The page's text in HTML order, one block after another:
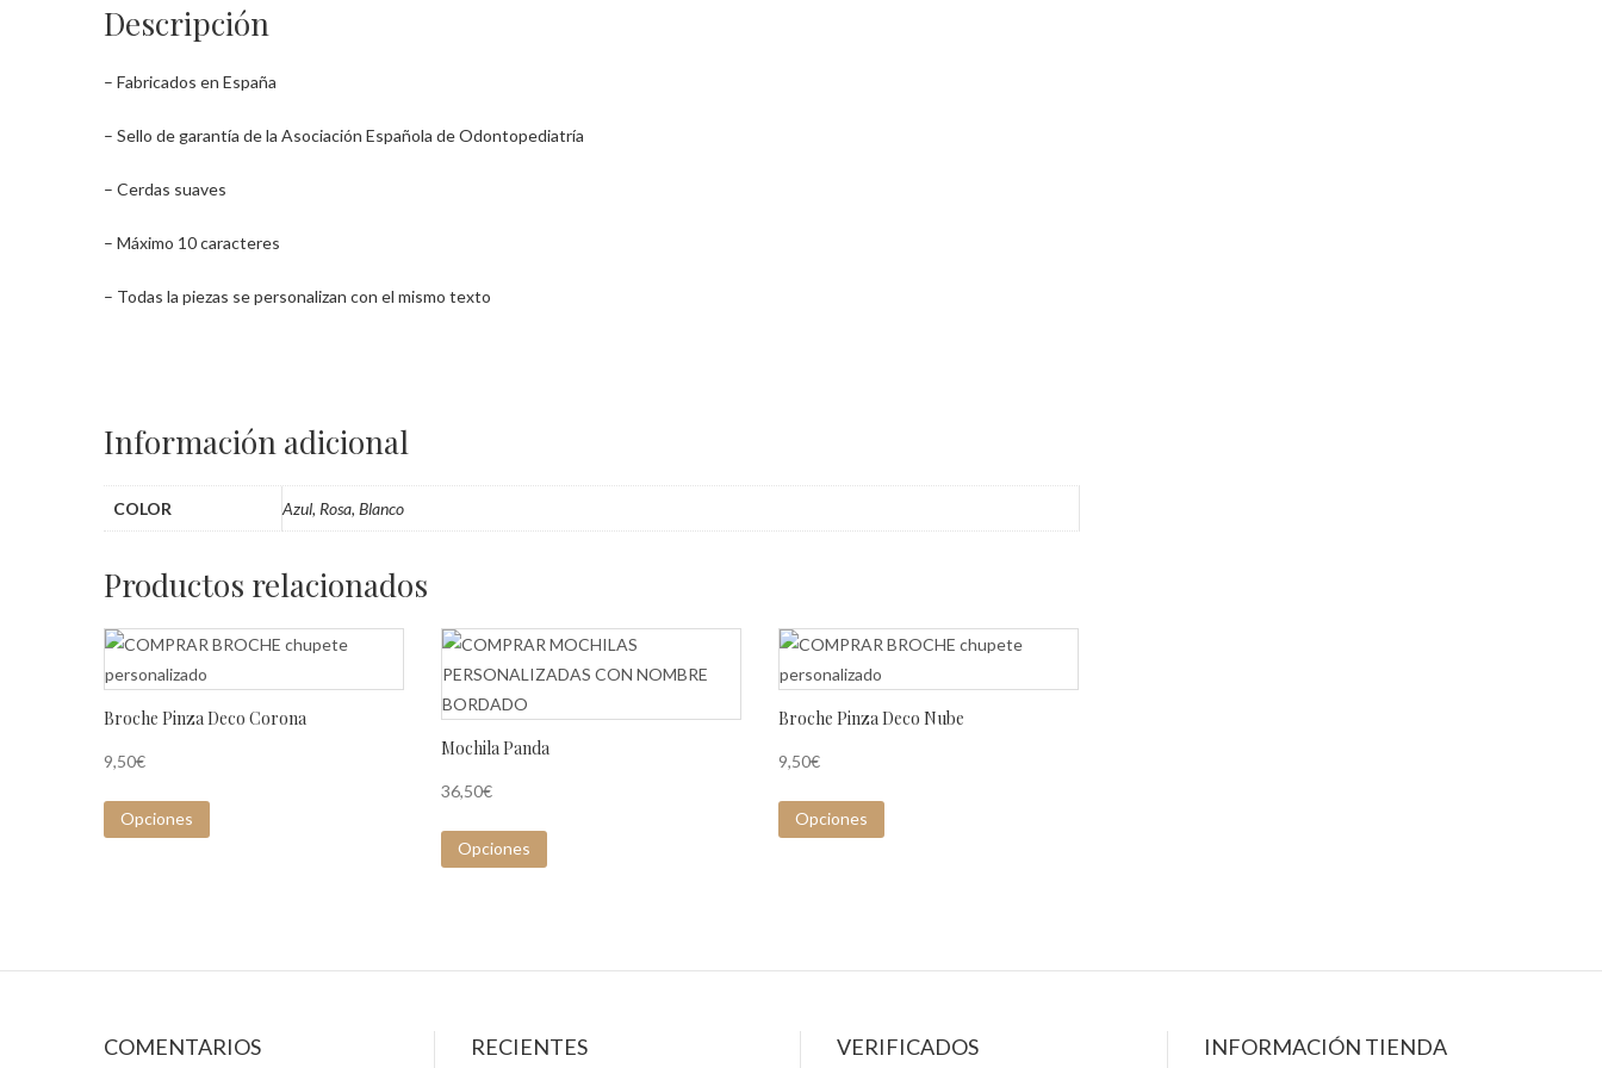
Descripción
– Fabricados en España
– Sello de garantía de la Asociación Española de Odontopediatría
– Cerdas suaves
– Máximo 10 caracteres
– Todas la piezas se personalizan con el mismo texto
Información adicional
COLOR Azul, Rosa, Blanco
Productos relacionados
Broche Pinza Deco Corona
9,50€
Opciones
Mochila Panda
36,50€
Opciones
Broche Pinza Deco Nube
9,50€
Opciones
COMENTARIOS RECIENTES VERIFICADOS INFORMACIÓN TIENDA